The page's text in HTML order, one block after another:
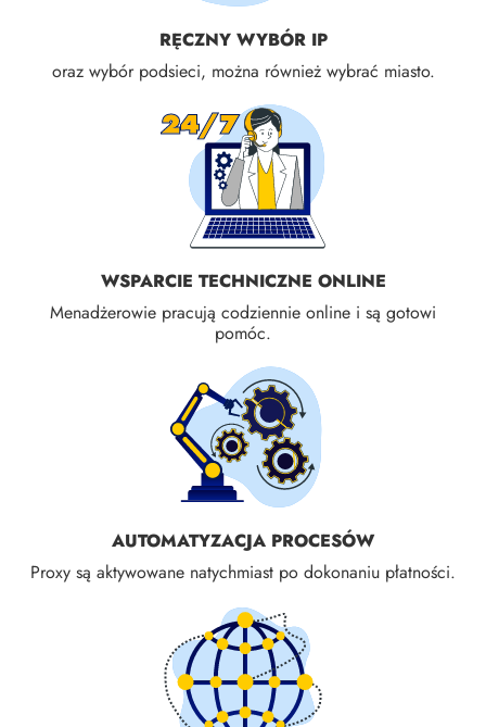
RĘCZNY WYBÓR IP
oraz wybór podsieci, można również wybrać miasto.
WSPARCIE TECHNICZNE ONLINE
Menadżerowie pracują codziennie online i są gotowi
pomóc.
AUTOMATYZACJA PROCESÓW
Proxy są aktywowane natychmiast po dokonaniu płatności.